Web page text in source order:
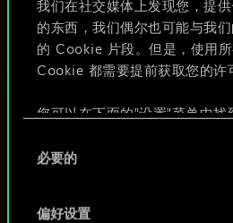
我们在社交媒体上发现您，提
的东西，我们偶尔也可能与我
的 Cookie 片段。但是，使用
Cookie 都需要提前获取您的许
您可以在下面的"设置"菜单中找
好。一旦您了解了其中的内容
必要的
偏好设置
给牌组命名并
编辑牌组